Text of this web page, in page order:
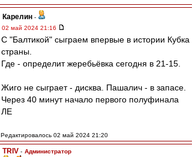
Карелин -
02 май 2024 21:16
С "Балтикой" сыграем впервые в истории Кубка
страны.
Где - определит жеребьёвка сегодня в 21-15.
Жиго не сыграет - дисква. Пашалич - в запасе.
Через 40 минут начало первого полуфинала
ЛЕ
Редактировалось 02 май 2024 21:20
TRIV - Администратор